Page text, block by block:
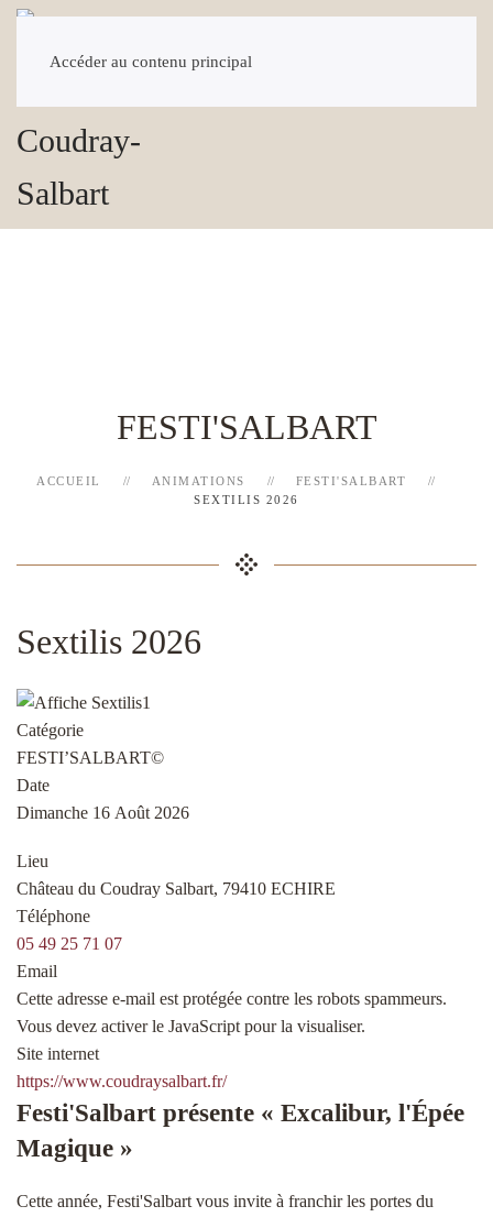
Accéder au contenu principal
FESTI'SALBART
ACCUEIL ANIMATIONS
FESTI'SALBART
SEXTILIS 2026
Sextilis 2026
Catégorie
FESTI’SALBART©
Date
Dimanche 16 Août 2026
Lieu
Château du Coudray Salbart, 79410 ECHIRE
Téléphone
05 49 25 71 07
Email
Cette adresse e-mail est protégée contre les robots spammeurs.
Vous devez activer le JavaScript pour la visualiser.
Site internet
https://www.coudraysalbart.fr/
Festi'Salbart présente « Excalibur, l'Épée
Magique »
Cette année, Festi'Salbart vous invite à franchir les portes du